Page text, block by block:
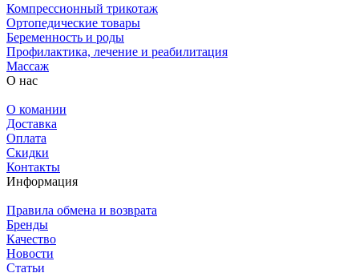
Компрессионный трикотаж
Ортопедические товары
Беременность и роды
Профилактика, лечение и реабилитация
Массаж
О нас
О комании
Доставка
Оплата
Скидки
Контакты
Информация
Правила обмена и возврата
Бренды
Качество
Новости
Статьи